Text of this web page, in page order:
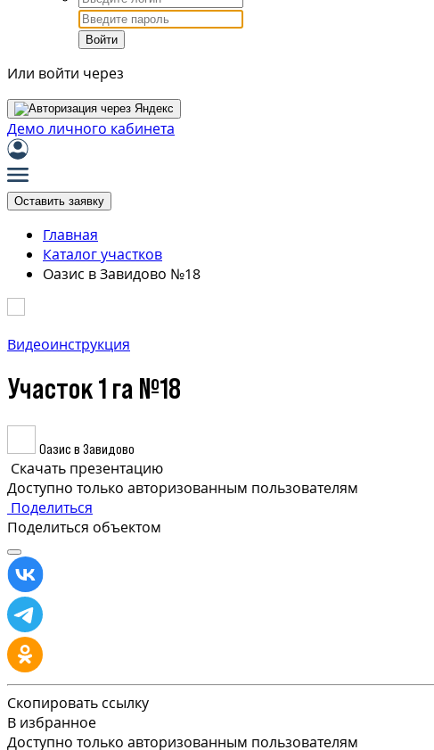
Войти
Или войти через
Демо личного кабинета
Оставить заявку
Главная
Каталог участков
Оазис в Завидово №18
Видеоинструкция
Участок 1 га №18
Оазис в Завидово
Скачать презентацию
Доступно только авторизованным пользователям
Поделиться
Поделиться объектом
Скопировать ссылку
В избранное
Доступно только авторизованным пользователям